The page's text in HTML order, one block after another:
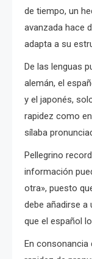
de tiempo, un
avanzada hace
adapta a su
De las lenguas
alemán, el
y el japonés,
rapidez como
sílaba
Pellegrino
información
otra», puesto
debe añadirse
que el español
En